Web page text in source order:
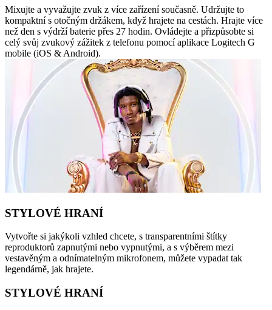
Mixujte a vyvažujte zvuk z více zařízení současně. Udržujte to
kompaktní s otočným držákem, když hrajete na cestách. Hrajte více
než den s výdrží baterie přes 27 hodin. Ovládejte a přizpůsobte si
celý svůj zvukový zážitek z telefonu pomocí aplikace Logitech G
mobile (iOS & Android).
STYLOVÉ HRANÍ
Vytvořte si jakýkoli vzhled chcete, s transparentními štítky
reproduktorů zapnutými nebo vypnutými, a s výběrem mezi
vestavěným a odnímatelným mikrofonem, můžete vypadat tak
legendárně, jak hrajete.
STYLOVÉ HRANÍ